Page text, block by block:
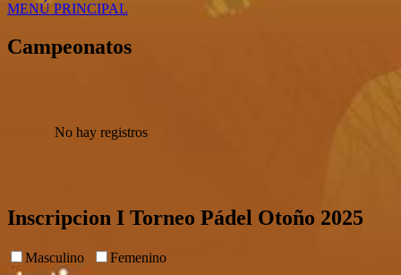
MENÚ PRINCIPAL
Campeonatos
No hay registros
Inscripcion I Torneo Pádel Otoño 2025
Masculino Femenino